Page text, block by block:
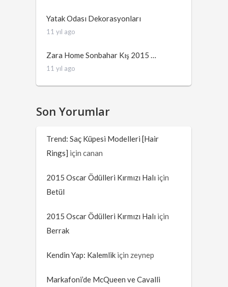
Yatak Odası Dekorasyonları
11 yıl ago
Zara Home Sonbahar Kış 2015 …
11 yıl ago
Son Yorumlar
Trend: Saç Küpesi Modelleri [Hair
Rings] içincanan
2015 Oscar Ödülleri Kırmızı Halı için
Betül
2015 Oscar Ödülleri Kırmızı Halı için
Berrak
Kendin Yap: Kalemlik için zeynep
Markafoni’de McQueen ve Cavalli